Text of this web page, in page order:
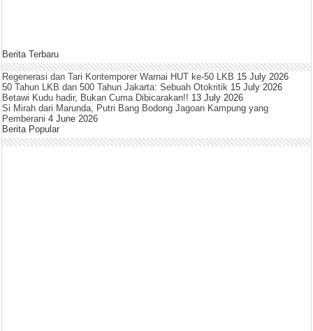
Berita Terbaru
Regenerasi dan Tari Kontemporer Warnai HUT ke-50 LKB 15 July 2026
50 Tahun LKB dan 500 Tahun Jakarta: Sebuah Otokritik 15 July 2026
Betawi Kudu hadir, Bukan Cuma Dibicarakan!! 13 July 2026
Si Mirah dari Marunda, Putri Bang Bodong Jagoan Kampung yang
Pemberani 4 June 2026
Berita Popular